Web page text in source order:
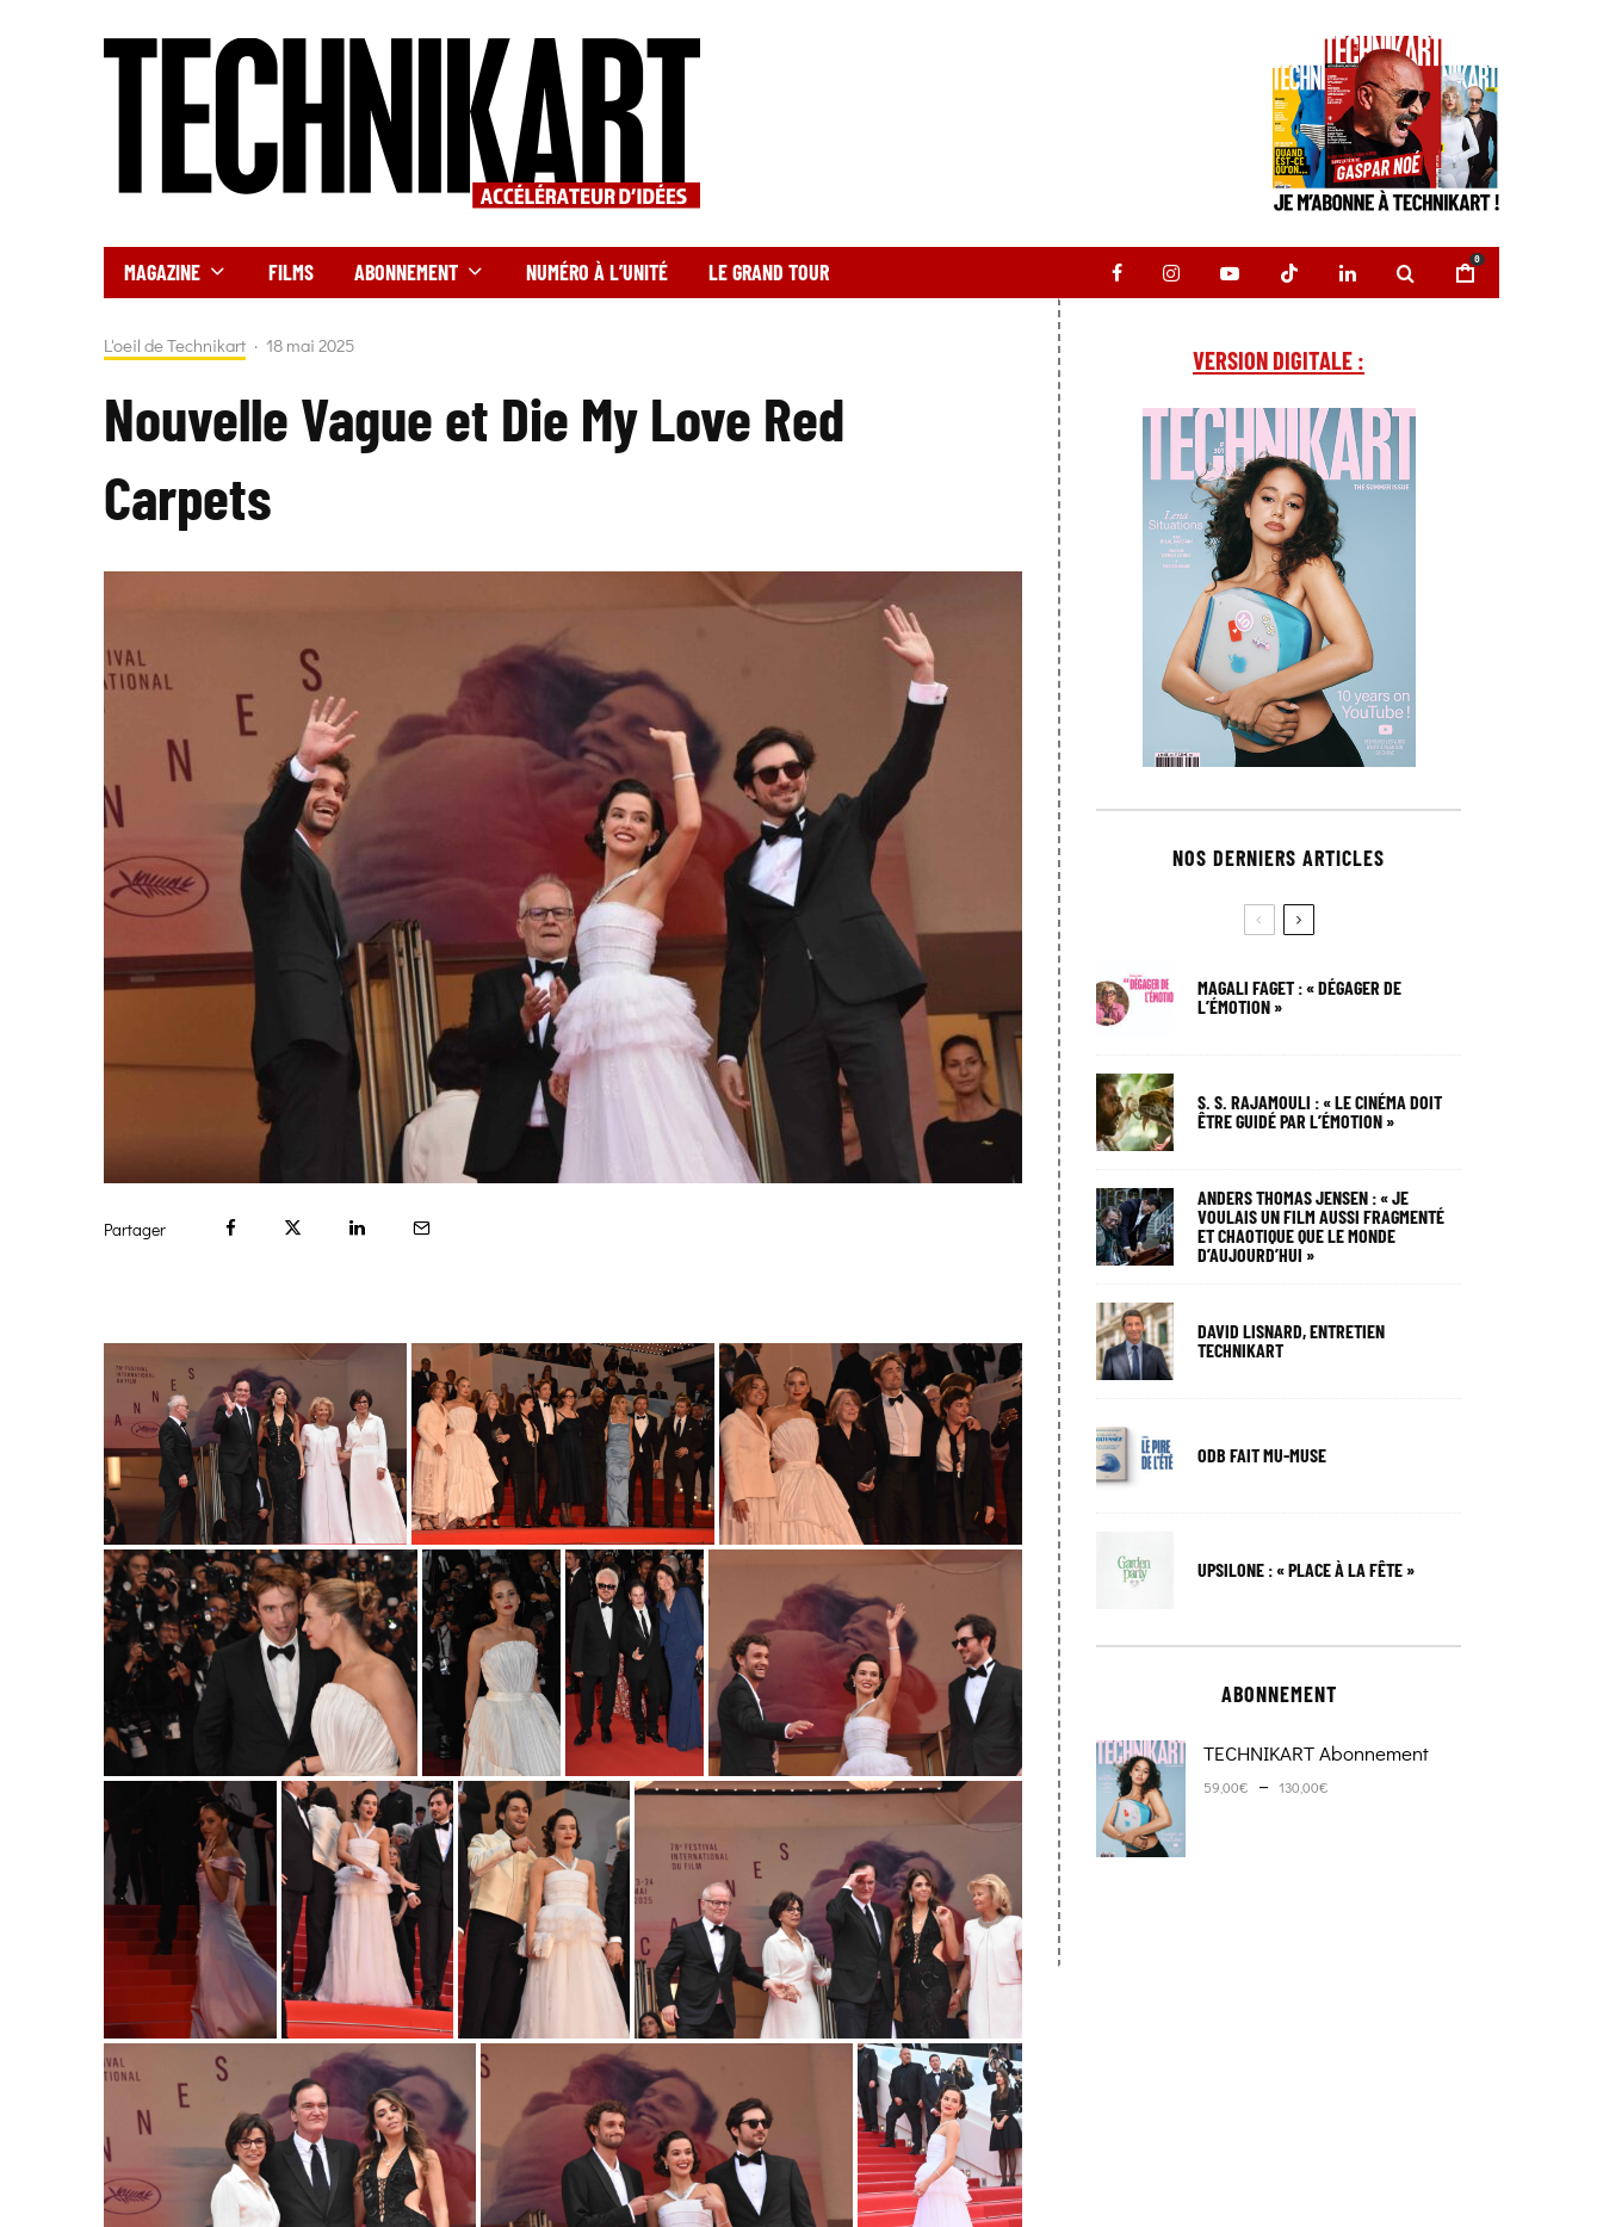
MAGAZINE FILMS ABONNEMENT NUMÉRO À L’UNITÉ LE GRAND TOUR 0
L'oeil de Technikart · 18 mai 2025
Nouvelle Vague et Die My Love Red
Carpets
Partager
VERSION DIGITALE :
NOS DERNIERS ARTICLES
MAGALI FAGET : « DÉGAGER DE
L’ÉMOTION »
S. S. RAJAMOULI : « LE CINÉMA DOIT
ÊTRE GUIDÉ PAR L’ÉMOTION »
ANDERS THOMAS JENSEN : « JE
VOULAIS UN FILM AUSSI FRAGMENTÉ
ET CHAOTIQUE QUE LE MONDE
D’AUJOURD’HUI »
DAVID LISNARD, ENTRETIEN
TECHNIKART
ODB FAIT MU-MUSE
UPSILONE : « PLACE À LA FÊTE »
ABONNEMENT
TECHNIKART Abonnement
59,00€ – 130,00€